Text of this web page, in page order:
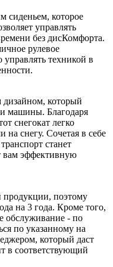
сиденьем, которое
управлять
без дисКомфорта.
рулевое
управлять техникой в
дизайном, который
машины. Благодаря
снегокат легко
на снегу. Сочетая в себе
станет
вам эффективную
продукции, поэтому
на 3 года. Кроме того,
обслуживание - по
по указанному на
который даст
в соответствующий